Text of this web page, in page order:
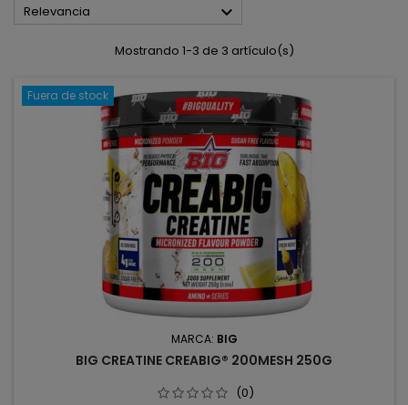
Relevancia 
Mostrando 1-3 de 3 artículo(s)
Fuera de stock
MARCA: BIG
BIG CREATINE CREABIG® 200MESH 250G
(0)